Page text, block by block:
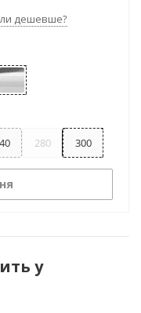
дешевше?
Хром
280 300
у